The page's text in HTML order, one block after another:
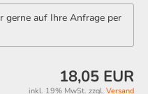
gerne auf Ihre Anfrage per
18,05 EUR
inkl. 19% MwSt. zzgl. Versand